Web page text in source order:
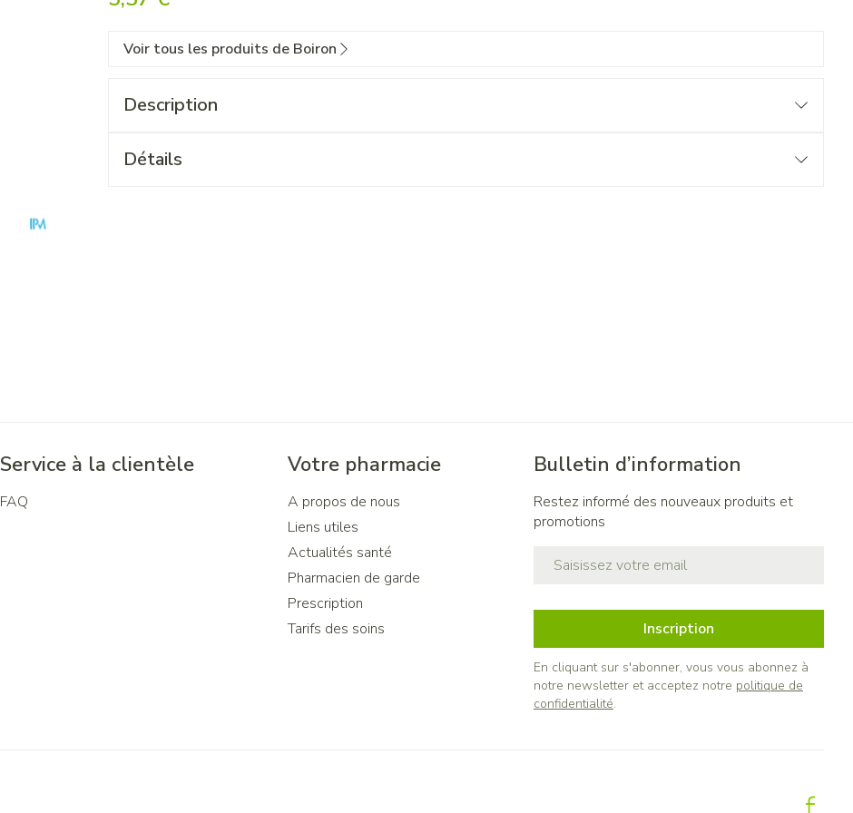
Voir tous les produits de Boiron
Description
Détails
Service à la clientèle
FAQ
Votre pharmacie
A propos de nous
Liens utiles
Actualités santé
Pharmacien de garde
Prescription
Tarifs des soins
Bulletin d’information
Restez informé des nouveaux produits et
promotions
Inscription
En cliquant sur s'abonner, vous vous abonnez à
notre newsletter et acceptez notre politique de
confidentialité.